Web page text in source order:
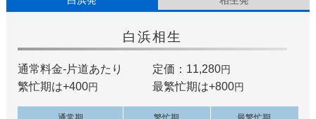
白浜相生
通常料金-片道あたり 定価：11,280円
繁忙期は+400円 最繁忙期は+800円